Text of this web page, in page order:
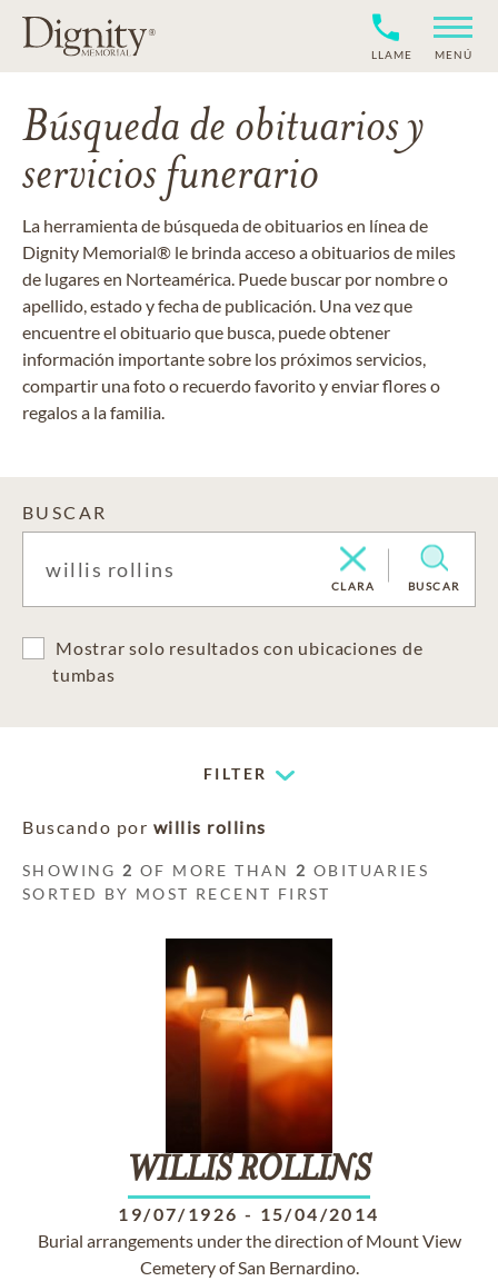
LLAME MENÚ
Búsqueda de obituarios y
servicios funerario
La herramienta de búsqueda de obituarios en línea de
Dignity Memorial® le brinda acceso a obituarios de miles
de lugares en Norteamérica. Puede buscar por nombre o
apellido, estado y fecha de publicación. Una vez que
encuentre el obituario que busca, puede obtener
información importante sobre los próximos servicios,
compartir una foto o recuerdo favorito y enviar flores o
regalos a la familia.
BUSCAR
CLARA BUSCAR
Mostrar solo resultados con ubicaciones de
tumbas
FILTER
Buscando por willis rollins
SHOWING 2 OF MORE THAN 2 OBITUARIES
SORTED BY MOST RECENT FIRST
WILLISROLLINS
19/07/1926 - 15/04/2014
Burial arrangements under the direction of Mount View
Cemetery of San Bernardino.